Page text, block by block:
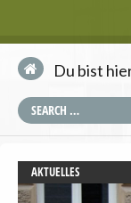
Du bist
AKTUELLES
BAYERN